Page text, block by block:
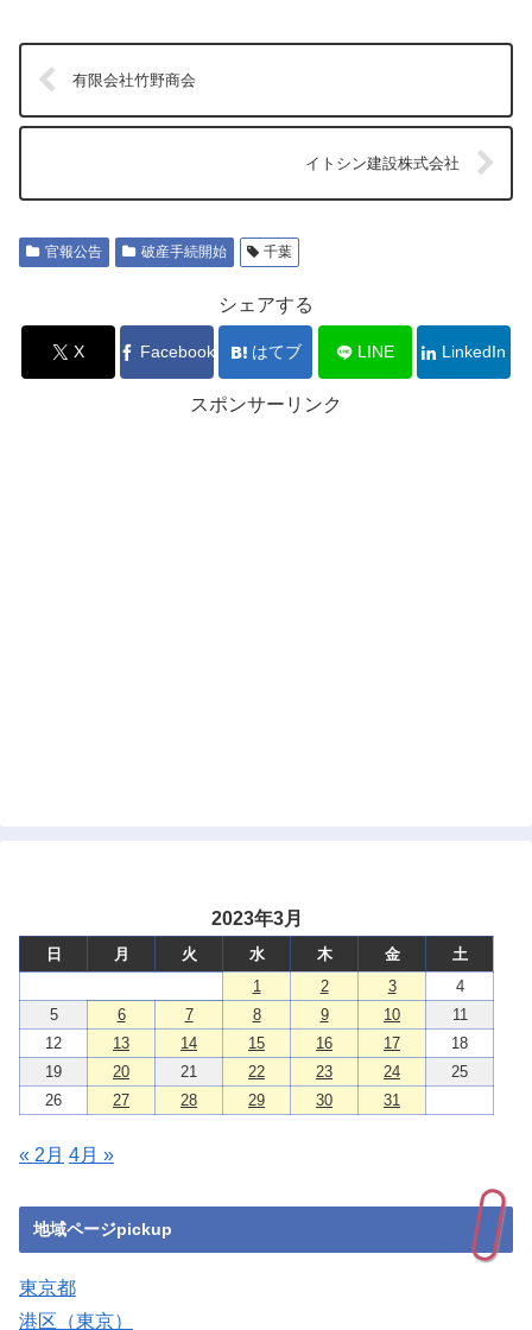
有限会社竹野商会
イトシン建設株式会社
官報公告 破産手続開始 千葉
シェアする
X Facebook はてブ LINE LinkedIn
スポンサーリンク
2023年3月
日 月 火 水 木 金
土
1
2 3
4
5
6 7 8 9 10
11
12
13 14 15 16 17
18
19
20 21 22 23 24
25
26
27 28 29 30 31
« 2月 4月 »
地域ページpickup
東京都
港区（東京）